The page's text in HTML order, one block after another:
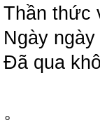
Thần thức
Ngày
Đã qua
。